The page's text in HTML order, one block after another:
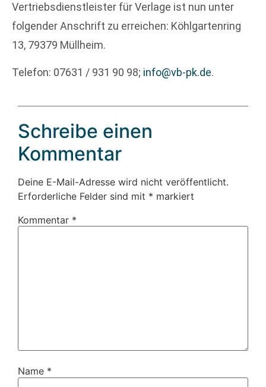
Vertriebsdienstleister für Verlage ist nun unter
folgender Anschrift zu erreichen: Köhlgartenring
13, 79379 Müllheim.
Telefon: 07631 / 931 90 98; info@vb-pk.de.
Schreibe einen
Kommentar
Deine E-Mail-Adresse wird nicht veröffentlicht.
Erforderliche Felder sind mit * markiert
Kommentar *
Name *